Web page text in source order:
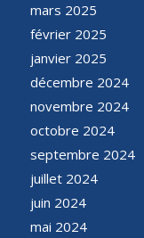
mars 2025
février 2025
janvier 2025
décembre 2024
novembre 2024
octobre 2024
septembre 2024
juillet 2024
juin 2024
mai 2024